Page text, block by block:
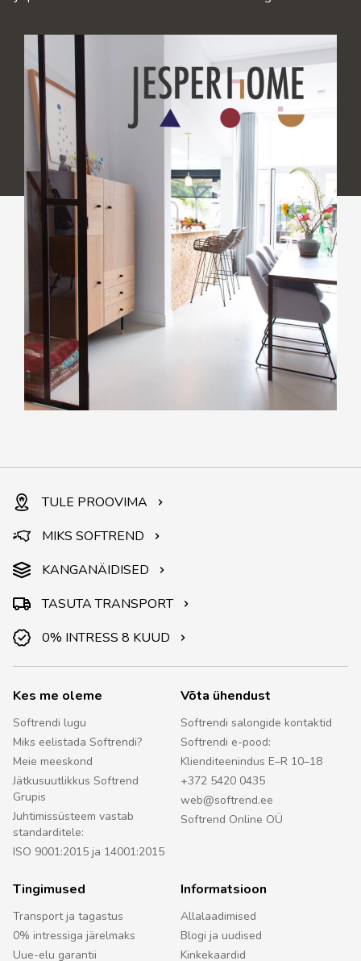
TULE PROOVIMA
MIKS SOFTREND
KANGANÄIDISED
TASUTA TRANSPORT
0% INTRESS 8 KUUD
Kes me oleme
Softrendi lugu
Miks eelistada Softrendi?
Meie meeskond
Jätkusuutlikkus Softrend
Grupis
Juhtimissüsteem vastab
standarditele:
ISO 9001:2015 ja 14001:2015
Võta ühendust
Softrendi salongide kontaktid
Softrendi e-pood:
Klienditeenindus E–R 10–18
+372 5420 0435
web@softrend.ee
Softrend Online OÜ
Tingimused
Transport ja tagastus
0% intressiga järelmaks
Uue-elu garantii
Informatsioon
Allalaadimised
Blogi ja uudised
Kinkekaardid